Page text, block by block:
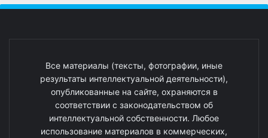
Все материалы (тексты, фотографии, иные
результаты интеллектуальной деятельности),
опубликованные на сайте, охраняются в
соответствии с законодательством об
интеллектуальной собственности. Любое
использование материалов в коммерческих,